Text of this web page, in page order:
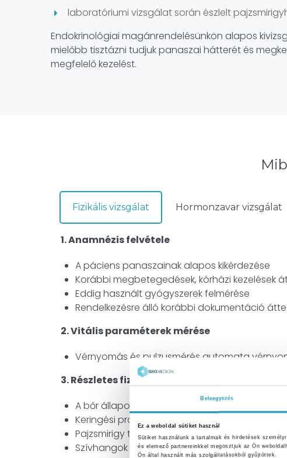
Beleegyezés
Ez a weboldal sütiket használ
Sütiket használunk a tartalmak és hirdetések
és elemező partnereinkkel megosztjuk az Ön
Ön által használt más szolgáltatásokból gyűjtöttek.
laboratóriumi vizsgálat során észlelt
Endokrinológiai magánrendelésünkön alapos
mielőbb tisztázni tudjuk panaszai hátterét és
megfelelő kezelést.
Fizikális vizsgálat Hormonzavar vizsgálat
1. Anamnézis felvétele
A páciens panaszainak alapos kikérdezése
Korábbi megbetegedések, kórházi kezelések
Eddig használt gyógyszerek felmérése
Rendelkezésre álló korábbi dokumentáció
2. Vitális paraméterek mérése
Vérnyomás és pulzusmérés automata
3. Részletes fizikális vizsgálat
A bőr állapotának felmérése
Keringési problémákra utaló jelek keresése,
Pajzsmirigy tapintása
Szívhangok és tüdő vizsgálata